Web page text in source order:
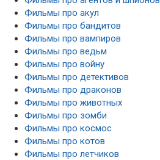
Фильмы про акул
Фильмы про бандитов
Фильмы про вампиров
Фильмы про ведьм
Фильмы про войну
Фильмы про детективов
Фильмы про драконов
Фильмы про животных
Фильмы про зомби
Фильмы про космос
Фильмы про котов
Фильмы про летчиков